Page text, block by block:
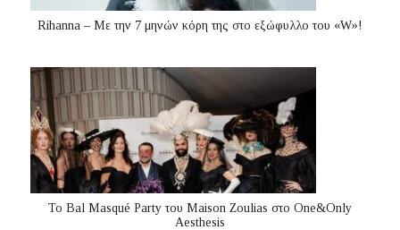
Rihanna – Με την 7 μηνών κόρη της στο εξώφυλλο του «W»!
Το Bal Masqué Party του Maison Zoulias στο One&Only
Aesthesis